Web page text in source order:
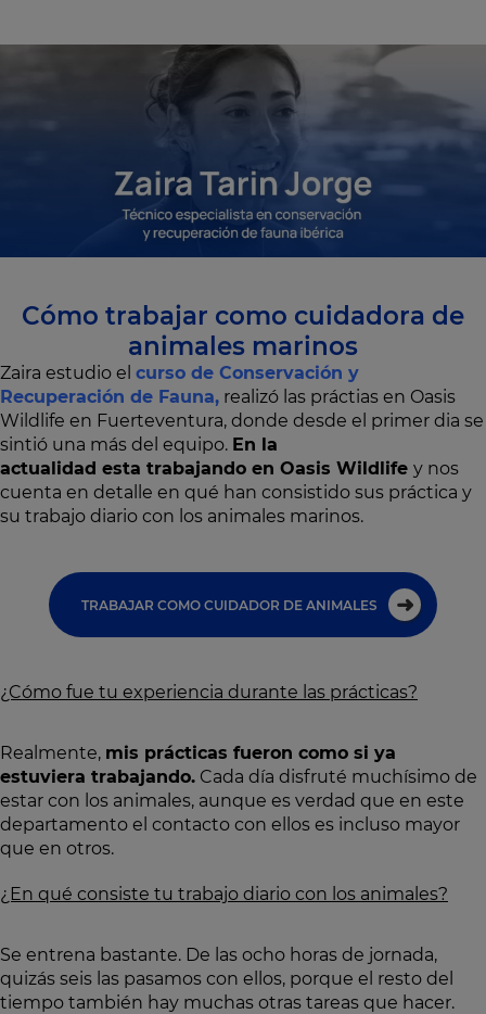
Cómo trabajar como cuidadora de
animales marinos
Zaira estudio el curso de Conservación y
Recuperación de Fauna, realizó las práctias en Oasis
Wildlife en Fuerteventura, donde desde el primer dia se
sintió una más del equipo. En la
actualidad esta trabajando en Oasis Wildlife y nos
cuenta en detalle en qué han consistido sus práctica y
su trabajo diario con los animales marinos.
TRABAJAR COMO CUIDADOR DE ANIMALES
¿Cómo fue tu experiencia durante las prácticas?
Realmente, mis prácticas fueron como si ya
estuviera trabajando. Cada día disfruté muchísimo de
estar con los animales, aunque es verdad que en este
departamento el contacto con ellos es incluso mayor
que en otros.
¿En qué consiste tu trabajo diario con los animales?
Se entrena bastante. De las ocho horas de jornada,
quizás seis las pasamos con ellos, porque el resto del
tiempo también hay muchas otras tareas que hacer.